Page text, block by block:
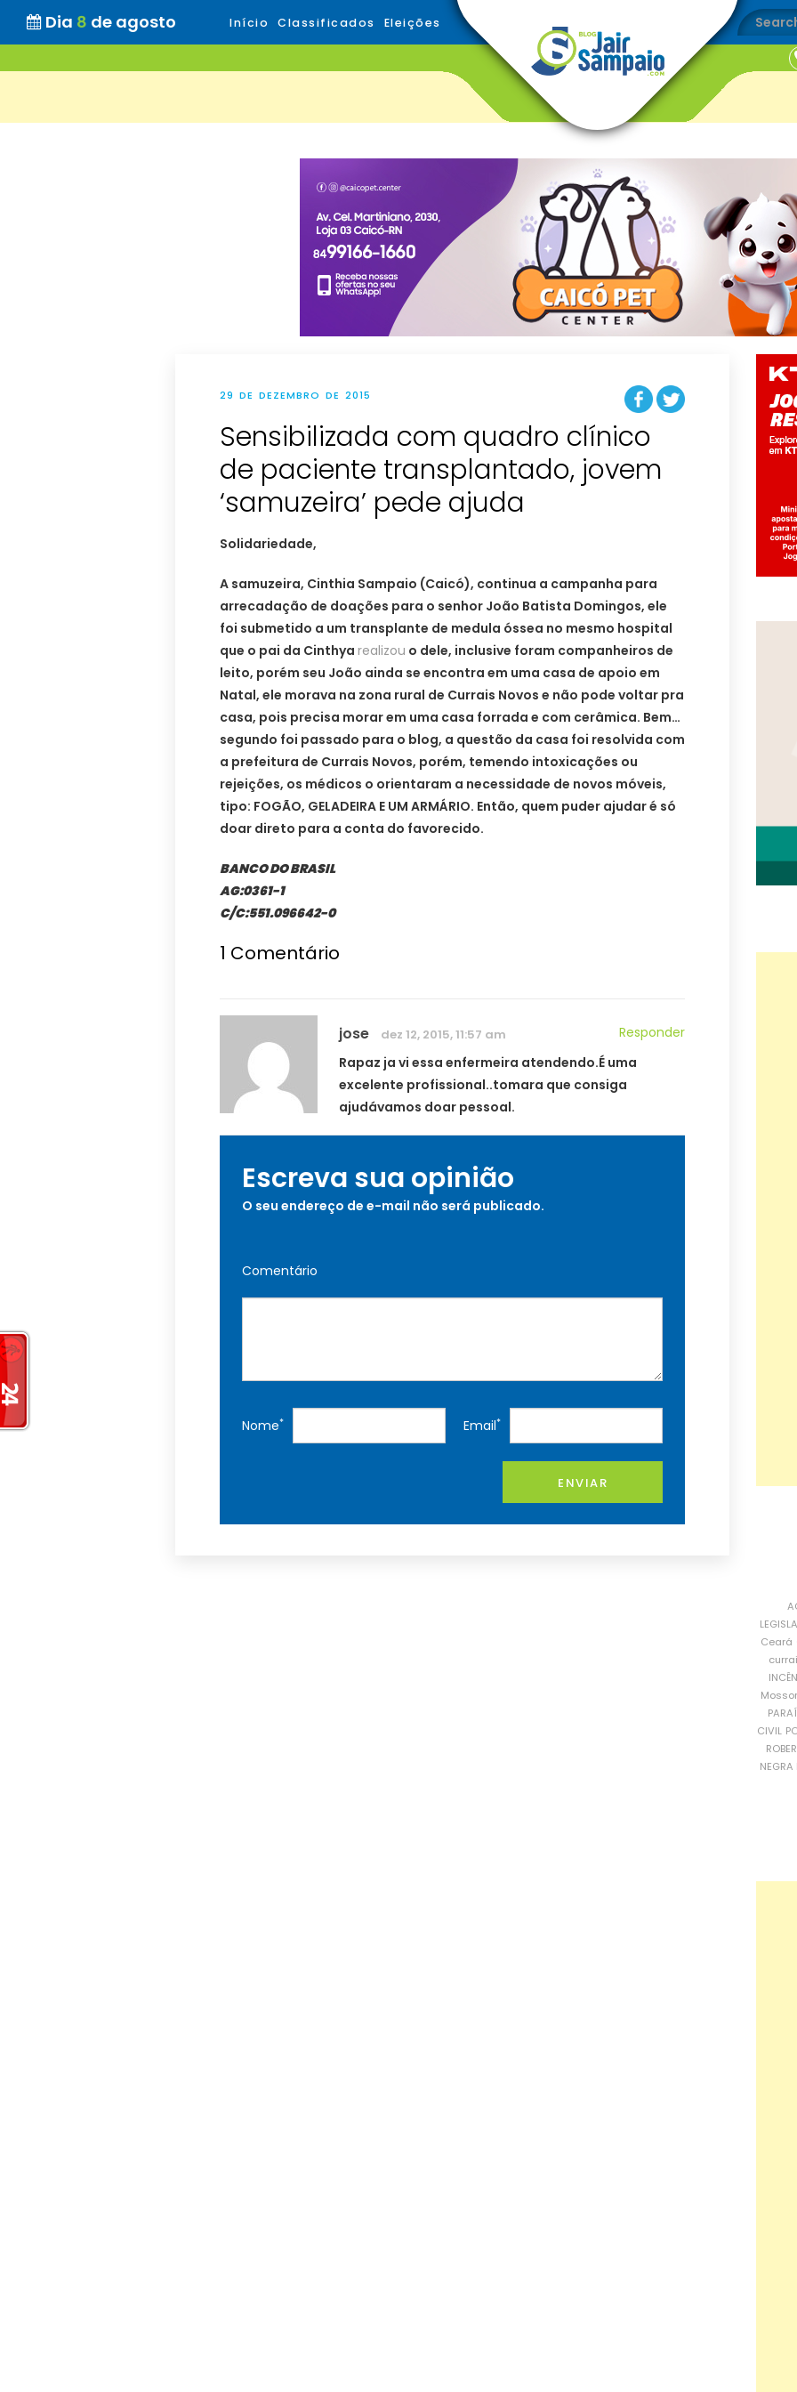
Dia 8 de agosto Início Classificados Eleições
29 DE DEZEMBRO DE 2015
Sensibilizada com quadro clínico
de paciente transplantado, jovem
‘samuzeira’ pede ajuda
Solidariedade,
A samuzeira, Cinthia Sampaio (Caicó), continua a campanha para
arrecadação de doações para o senhor João Batista Domingos, ele
foi submetido a um transplante de medula óssea no mesmo hospital
que o pai da Cinthya realizou o dele, inclusive foram companheiros de
leito, porém seu João ainda se encontra em uma casa de apoio em
Natal, ele morava na zona rural de Currais Novos e não pode voltar pra
casa, pois precisa morar em uma casa forrada e com cerâmica. Bem…
segundo foi passado para o blog, a questão da casa foi resolvida com
a prefeitura de Currais Novos, porém, temendo intoxicações ou
rejeições, os médicos o orientaram a necessidade de novos móveis,
tipo: FOGÃO, GELADEIRA E UM ARMÁRIO. Então, quem puder ajudar é só
doar direto para a conta do favorecido.
BANCO DO BRASIL
AG:0361-1
C/C:551.096642-0
1 Comentário
jose dez 12, 2015, 11:57 am
Responder
Rapaz ja vi essa enfermeira atendendo.É uma
excelente profissional..tomara que consiga
ajudávamos doar pessoal.
Escreva sua opinião
O seu endereço de e-mail não será publicado.
Comentário
Nome* Email*
ENVIAR
Ceará
CIVIL
NEGRA